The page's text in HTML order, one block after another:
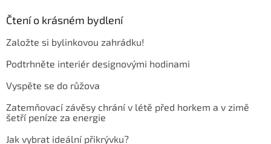
Čtení o krásném bydlení
Založte si bylinkovou zahrádku!
Podtrhněte interiér designovými hodinami
Vyspěte se do růžova
Zatemňovací závěsy chrání v létě před horkem a v zimě
šetří peníze za energie
Jak vybrat ideální přikrývku?